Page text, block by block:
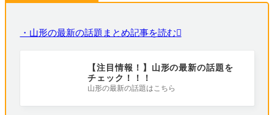
・山形の最新の話題まとめ記事を読む
【注目情報！】山形の最新の話題を
チェック！！！
山形の最新の話題はこちら